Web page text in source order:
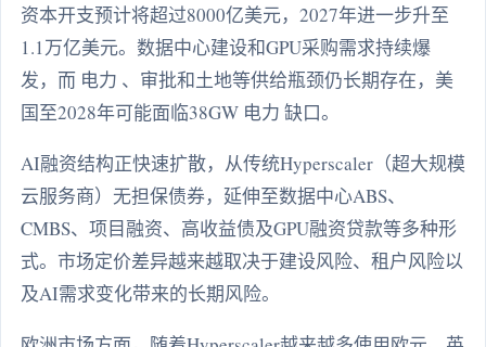
资本开支预计将超过8000亿美元，2027年进一步升至
1.1万亿美元。数据中心建设和GPU采购需求持续爆
发，而 电力 、审批和土地等供给瓶颈仍长期存在，美
国至2028年可能面临38GW 电力 缺口。
AI融资结构正快速扩散，从传统Hyperscaler（超大规模
云服务商）无担保债券，延伸至数据中心ABS、
CMBS、项目融资、高收益债及GPU融资贷款等多种形
式。市场定价差异越来越取决于建设风险、租户风险以
及AI需求变化带来的长期风险。